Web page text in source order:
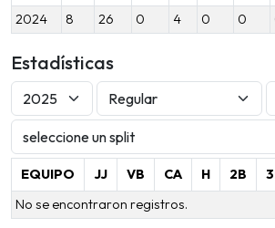
2024
8 26 0 4 0 0
Estadísticas
EQUIPO JJ VB CA H 2B
No se encontraron registros.